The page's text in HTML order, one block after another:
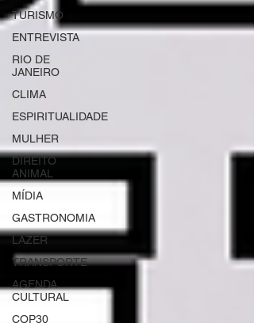
TURISMO
ENTREVISTA
RIO DE
JANEIRO
CLIMA
ESPIRITUALIDADE
MULHER
DIREITO
ANIMAL
MÍDIA
GASTRONOMIA
LAZER
TRANSPORTE
AGENDA
CULTURAL
COP30